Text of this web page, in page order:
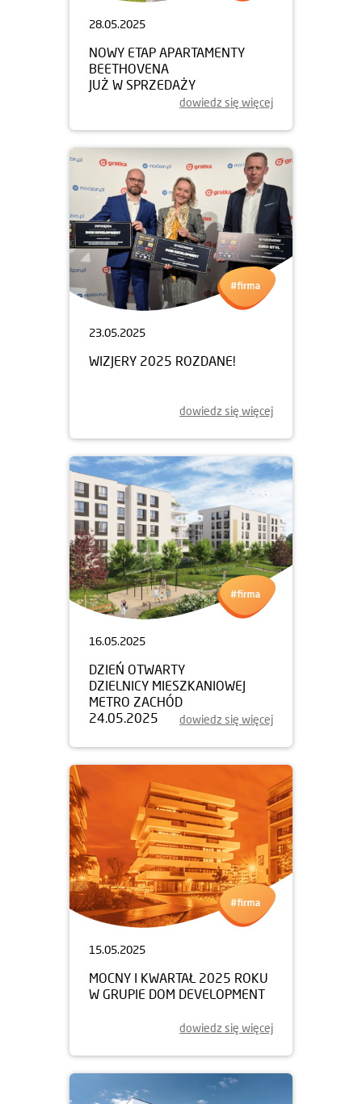
28.05.2025
NOWY ETAP APARTAMENTY
BEETHOVENA
JUŻ W SPRZEDAŻY
dowiedz się więcej
23.05.2025
WIZJERY 2025 ROZDANE!
dowiedz się więcej
16.05.2025
DZIEŃ OTWARTY
DZIELNICY MIESZKANIOWEJ
METRO ZACHÓD
24.05.2025
dowiedz się więcej
15.05.2025
MOCNY I KWARTAŁ 2025 ROKU
W GRUPIE DOM DEVELOPMENT
dowiedz się więcej